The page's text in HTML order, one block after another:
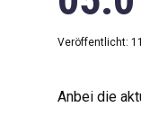
Veröffentlicht:
Anbei die